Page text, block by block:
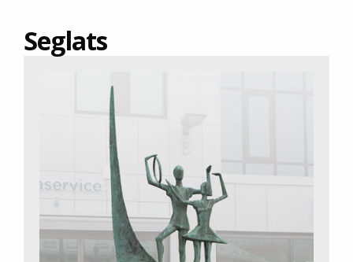
Seglats